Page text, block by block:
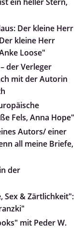
Der kleine Herr
kleine Herr
Loose"
der Verleger
mit der Autorin
Fels, Anna Hope"
Autors/ einer
all meine Briefe,
der
Sex & Zärtlichkeit":
mit Peder W.